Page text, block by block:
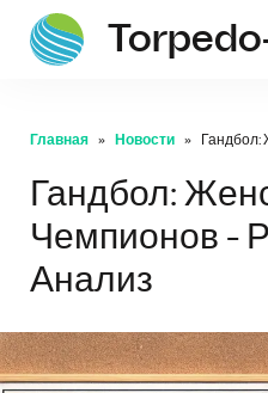
Главная Новости Гандбол:
Гандбол:
Чемпионов -
Анализ